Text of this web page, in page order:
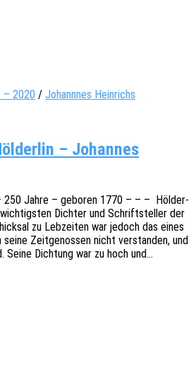
– 2020 / Johannnes Heinrichs
– Johannes
250 Jahre – gebo­ren 1770 – – – Hölder­
Dich­ter und Schrift­stel­ler der
zu Lebzei­ten war jedoch das eines
Zeit­ge­nos­sen nicht verstan­den, und
Seine Dich­tung war zu hoch und…